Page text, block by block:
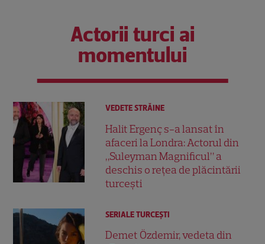
Actorii turci ai
momentului
VEDETE STRĂINE
Halit Ergenç s-a lansat în
afaceri la Londra: Actorul din
„Suleyman Magnificul” a
deschis o rețea de plăcintării
turcești
SERIALE TURCEŞTI
Demet Özdemir, vedeta din